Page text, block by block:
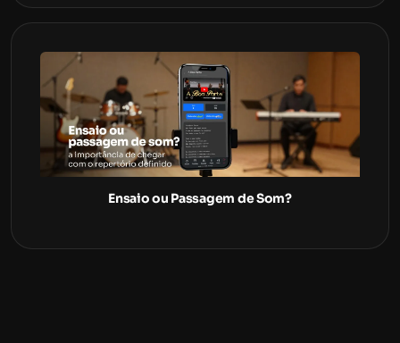
Ensaio ou Passagem de Som?